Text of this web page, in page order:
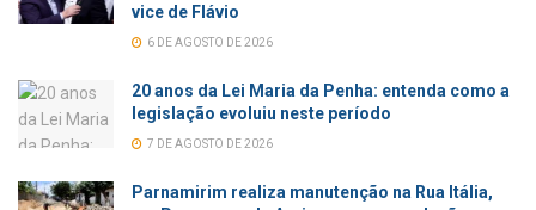
vice de Flávio
6 DE AGOSTO DE 2026
20 anos da Lei Maria da Penha: entenda como a
legislação evoluiu neste período
7 DE AGOSTO DE 2026
Parnamirim realiza manutenção na Rua Itália,